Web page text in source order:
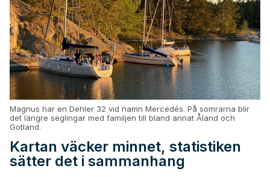
Magnus har en Dehler 32 vid namn Mercedés. På somrarna blir
det längre seglingar med familjen till bland annat Åland och
Gotland.
Kartan väcker minnet, statistiken
sätter det i sammanhang